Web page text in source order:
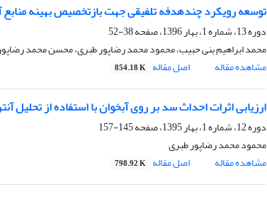
توسعه رویکرد چندهدفه تلفیقی جهت بازتخصیص بهینه
دوره 13، شماره 1، بهار 1396، صفحه
38-52
محمد ابراهیم بنی حبیب، محمود محمد رضاپور طبری، محسن محمد
مشاهده مقاله
اصل مقاله 854.18 K
ارزیابی اثرات احداث سد بر روی آبخوان با استفاده از
دوره 12، شماره 1، بهار 1395، صفحه
145-157
محمود محمد رضاپور طبری
مشاهده مقاله
اصل مقاله 798.92 K